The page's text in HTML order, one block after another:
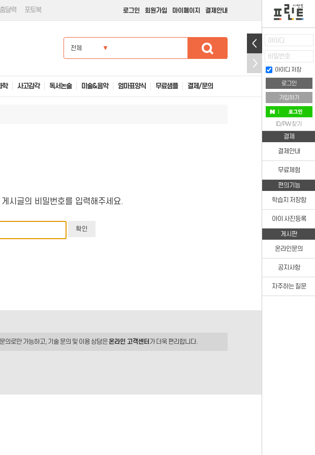
달력 포토북 로그인 회원가입 마이페이지 결제안내
전체
학 사고감각 독서논술 미술&음악 엄마표양식 무료샘플 결제/문의
시글의 비밀번호를 입력해주세요.
의로만 가능하고, 기술 문의 및 이용 상담은온라인 고객센터 가 더욱 편리합니다.
아이디
비밀번호
아이디 저장
가입하기
ID/PW 찾기
결제
결제안내
무료체험
편의기능
학습지 저장함
아이 사진등록
게시판
온라인문의
공지사항
자주하는 질문